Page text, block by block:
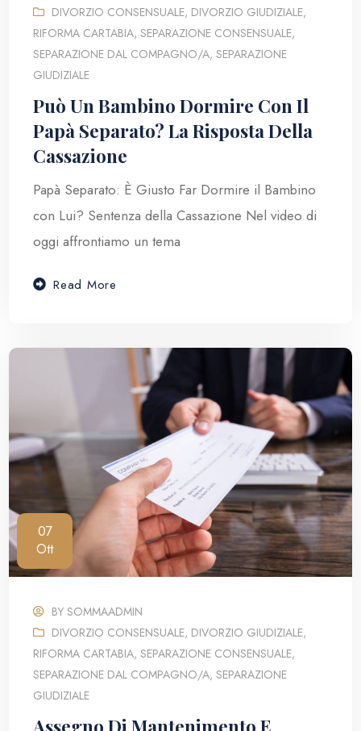
DIVORZIO CONSENSUALE, DIVORZIO GIUDIZIALE,
RIFORMA CARTABIA,SEPARAZIONE CONSENSUALE,
SEPARAZIONE DAL COMPAGNO/A,SEPARAZIONE
GIUDIZIALE
Può Un Bambino Dormire Con Il
Papà Separato? La Risposta Della
Cassazione
Papà Separato: È Giusto Far Dormire il Bambino
con Lui? Sentenza della Cassazione Nel video di
oggi affrontiamo un tema
Read More
07
Ott
BYSOMMAADMIN
DIVORZIO CONSENSUALE, DIVORZIO GIUDIZIALE,
RIFORMA CARTABIA,SEPARAZIONE CONSENSUALE,
SEPARAZIONE DAL COMPAGNO/A,SEPARAZIONE
GIUDIZIALE
Assegno Di Mantenimento E